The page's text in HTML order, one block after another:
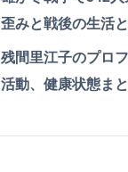
歪みと戦後の生活
残間里江子のプロ
活動、健康状態ま